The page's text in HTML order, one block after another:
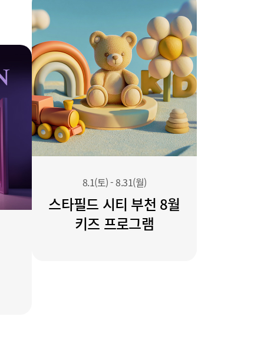
8.1(토)-8.31(월)
스타필드 시티 부천 8월
키즈 프로그램